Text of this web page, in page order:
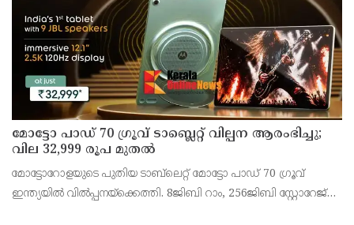
മോട്ടോ പാഡ് 70 ഗ്രൂവ് ടാബ്ലെറ്റ് വില്പന ആരംഭിച്ചു;
വില 32,999 രൂപ മുതൽ
മോട്ടോറോളയുടെ പുതിയ ടാബ്‌ലെറ്റ് മോട്ടോ പാഡ് 70 ഗ്രൂവ്
ഇന്ത്യയിൽ വിൽപ്പനയ്‌ക്കെത്തി. 8ജിബി റാം, 256ജിബി സ്റ്റോറേജ്